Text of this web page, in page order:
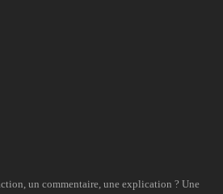
un commentaire, une explication ? Une